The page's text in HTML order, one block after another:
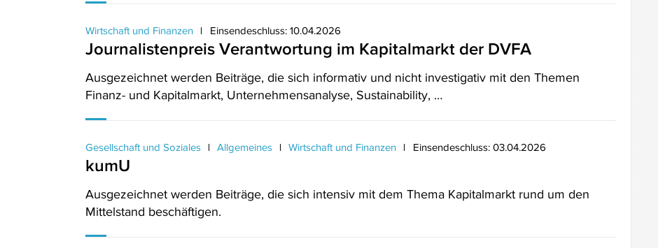
Wirtschaft und Finanzen Einsendeschluss: 10.04.2026
Journalistenpreis Verantwortung im Kapitalmarkt der DVFA
Ausgezeichnet werden Beiträge, die sich informativ und nicht investigativ mit den Themen
Finanz- und Kapitalmarkt, Unternehmensanalyse, Sustainability, …
Gesellschaft und Soziales Allgemeines Wirtschaft und Finanzen Einsendeschluss: 03.04.2026
kumU
Ausgezeichnet werden Beiträge, die sich intensiv mit dem Thema Kapitalmarkt rund um den
Mittelstand beschäftigen.